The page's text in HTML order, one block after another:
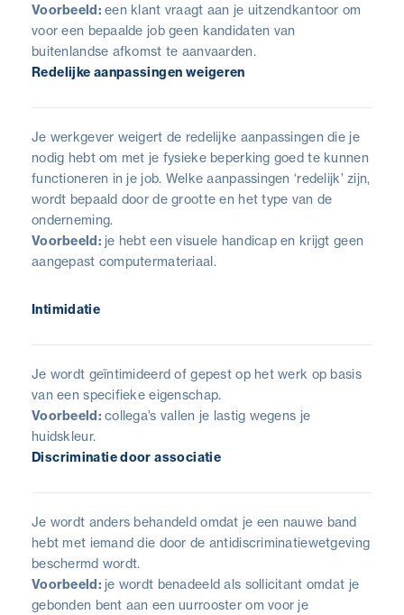
Voorbeeld:een klant vraagt aan je uitzendkantoor om
voor een bepaalde job geen kandidaten van
buitenlandse afkomst te aanvaarden.
Redelijke aanpassingen weigeren
Je werkgever weigert de redelijke aanpassingen die je
nodig hebt om met je fysieke beperking goed te kunnen
functioneren in je job. Welke aanpassingen ‘redelijk’ zijn,
wordt bepaald door de grootte en het type van de
onderneming.
Voorbeeld: je hebt een visuele handicap en krijgt geen
aangepast computermateriaal.
Intimidatie
Je wordt geïntimideerd of gepest op het werk op basis
van een specifieke eigenschap.
Voorbeeld:collega’s vallen je lastig wegens je
huidskleur.
Discriminatie door associatie
Je wordt anders behandeld omdat je een nauwe band
hebt met iemand die door de antidiscriminatiewetgeving
beschermd wordt.
Voorbeeld: je wordt benadeeld als sollicitant omdat je
gebonden bent aan een uurrooster om voor je